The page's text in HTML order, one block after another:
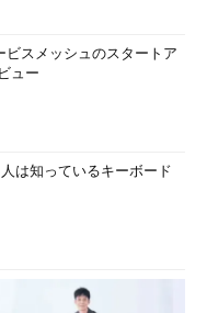
ビスメッシュのスタートア
ュー
は知っているキーボード